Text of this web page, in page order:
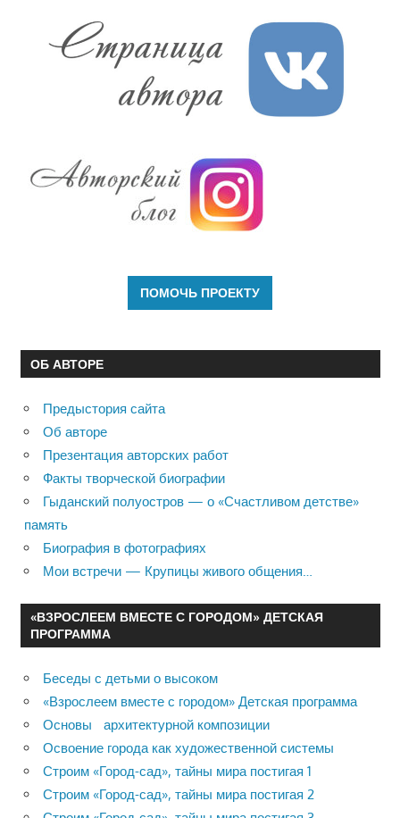
ОБ АВТОРЕ
Предыстория сайта
Об авторе
Презентация авторских работ
Факты творческой биографии
Гыданский полуостров — о «Счастливом детстве»
память
Биография в фотографиях
Мои встречи — Крупицы живого общения…
«ВЗРОСЛЕЕМ ВМЕСТЕ С ГОРОДОМ» ДЕТСКАЯ
ПРОГРАММА
Беседы с детьми о высоком
«Взрослеем вместе с городом» Детская программа
Основы архитектурной композиции
Освоение города как художественной системы
Строим «Город-сад», тайны мира постигая 1
Строим «Город-сад», тайны мира постигая 2